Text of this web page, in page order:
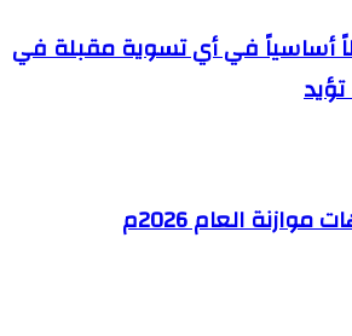
أساسياً في أي تسوية مقبلة في
العام 2026م